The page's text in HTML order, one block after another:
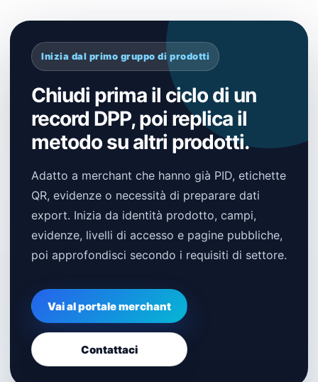
Inizia dal primo gruppo di prodotti
Chiudi prima il ciclo di un
record DPP, poi replica il
metodo su altri prodotti.
Adatto a merchant che hanno già PID, etichette
QR, evidenze o necessità di preparare dati
export. Inizia da identità prodotto, campi,
evidenze, livelli di accesso e pagine pubbliche,
poi approfondisci secondo i requisiti di settore.
Vai al portale merchant
Contattaci